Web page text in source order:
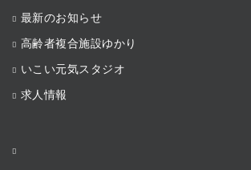
最新のお知らせ
高齢者複合施設ゆかり
いこい元気スタジオ
求人情報